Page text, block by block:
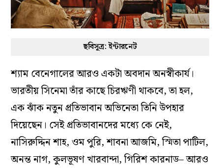
ছবিসূত্র: ইন্টারনেট
শ্যাম বেনেগালের আরও একটা অবদান অনস্বীকার্য।
ভারতীয় সিনেমা তাঁর কাছে চিরঋণী থাকবে, তা হল,
এক ঝাঁক নতুন প্রতিভাবান অভিনেতা তিনি উপহার
দিয়েছেন। সেই প্রতিভাবানদের মধ্যে কে নেই,
নাসিরুদ্দিন শাহ, ওম পুরি, শাবনা আজমি, স্মিতা পাটিল,
অনন্ত নাগ, কুলভূষণ খারবান্দা, গিরিশ কারনাড– আরও